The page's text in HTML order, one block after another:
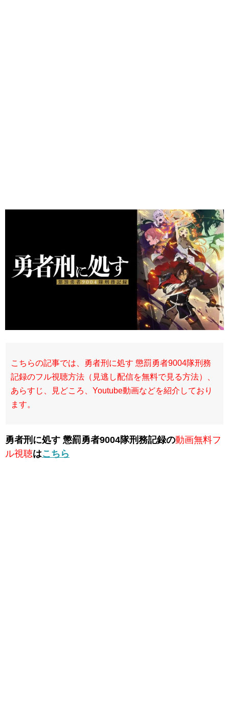
こちらの記事では、勇者刑に処す 懲罰勇者9004隊刑務
記録のフル視聴方法（見逃し配信を無料で見る方法）、
あらすじ、見どころ、Youtube動画などを紹介しており
ます。
勇者刑に処す 懲罰勇者9004隊刑務記録の動画無料フ
ル視聴はこちら